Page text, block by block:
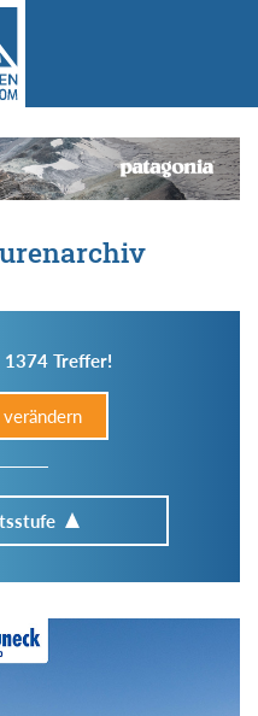
1374 Treffer!